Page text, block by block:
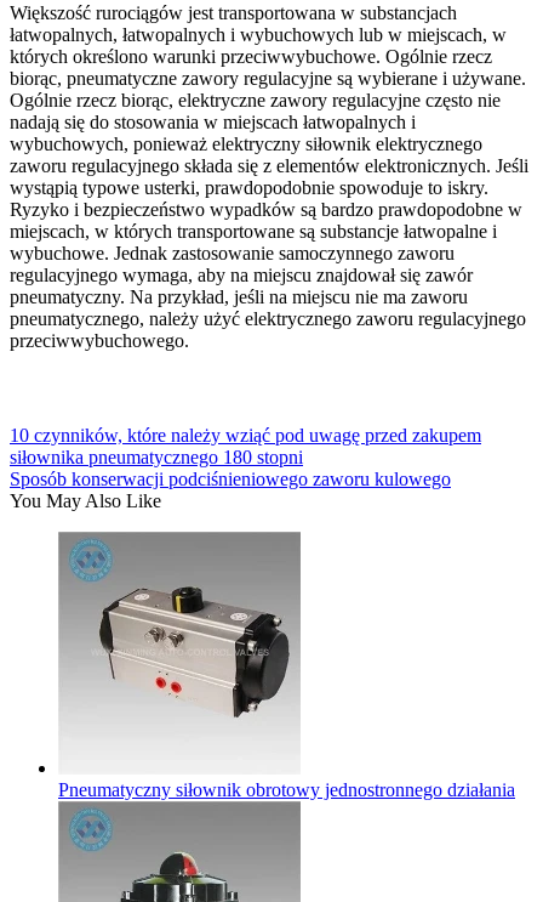
Większość rurociągów jest transportowana w substancjach
łatwopalnych, łatwopalnych i wybuchowych lub w miejscach, w
których określono warunki przeciwwybuchowe. Ogólnie rzecz
biorąc, pneumatyczne zawory regulacyjne są wybierane i używane.
Ogólnie rzecz biorąc, elektryczne zawory regulacyjne często nie
nadają się do stosowania w miejscach łatwopalnych i
wybuchowych, ponieważ elektryczny siłownik elektrycznego
zaworu regulacyjnego składa się z elementów elektronicznych. Jeśli
wystąpią typowe usterki, prawdopodobnie spowoduje to iskry.
Ryzyko i bezpieczeństwo wypadków są bardzo prawdopodobne w
miejscach, w których transportowane są substancje łatwopalne i
wybuchowe. Jednak zastosowanie samoczynnego zaworu
regulacyjnego wymaga, aby na miejscu znajdował się zawór
pneumatyczny. Na przykład, jeśli na miejscu nie ma zaworu
pneumatycznego, należy użyć elektrycznego zaworu regulacyjnego
przeciwwybuchowego.
10 czynników, które należy wziąć pod uwagę przed zakupem
siłownika pneumatycznego 180 stopni
Sposób konserwacji podciśnieniowego zaworu kulowego
You May Also Like
Pneumatyczny siłownik obrotowy jednostronnego działania